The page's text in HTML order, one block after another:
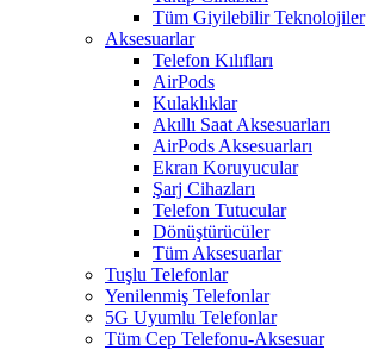
Tüm Giyilebilir Teknolojiler
Aksesuarlar
Telefon Kılıfları
AirPods
Kulaklıklar
Akıllı Saat Aksesuarları
AirPods Aksesuarları
Ekran Koruyucular
Şarj Cihazları
Telefon Tutucular
Dönüştürücüler
Tüm Aksesuarlar
Tuşlu Telefonlar
Yenilenmiş Telefonlar
5G Uyumlu Telefonlar
Tüm Cep Telefonu-Aksesuar